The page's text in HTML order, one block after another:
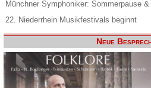
Münchner Symphoniker: Sommerpause
22. Niederrhein Musikfestivals beginnt
Neue